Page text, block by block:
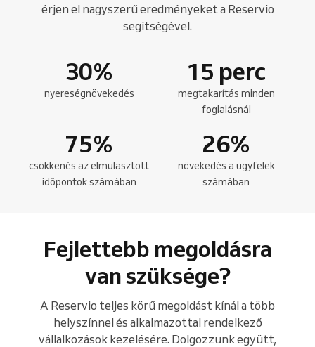
érjen el nagyszerű eredményeket a Reservio
segítségével.
30%
nyereségnövekedés
15 perc
megtakarítás minden
foglalásnál
75%
csökkenés az elmulasztott
időpontok számában
26%
növekedés a ügyfelek
számában
Fejlettebb megoldásra
van szüksége?
A Reservio teljes körű megoldást kínál a több
helyszínnel és alkalmazottal rendelkező
vállalkozások kezelésére. Dolgozzunk együtt,